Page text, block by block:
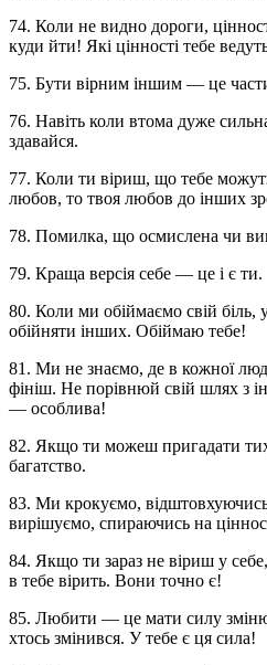
74. Коли не видно дороги,
куди йти! Які цінності тебе
75. Бути вірним іншим — це
76. Навіть коли втома дуже
здавайся.
77. Коли ти віриш, що тебе
любов, то твоя любов до інших
78. Помилка, що осмислена чи
79. Краща версія себе — це і є ти.
80. Коли ми обіймаємо свій біль,
обійняти інших. Обіймаю тебе!
81. Ми не знаємо, де в кожної
фініш. Не порівнюй свій шлях
— особлива!
82. Якщо ти можеш пригадати
багатство.
83. Ми крокуємо,
вирішуємо, спираючись на
84. Якщо ти зараз не віриш у
в тебе вірить. Вони точно є!
85. Любити — це мати силу
хтось змінився. У тебе є ця сила!